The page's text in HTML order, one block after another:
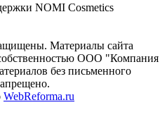
NOMI Сosmetics
Материалы сайта
ООО "Компания
без письменного
WebReforma.ru